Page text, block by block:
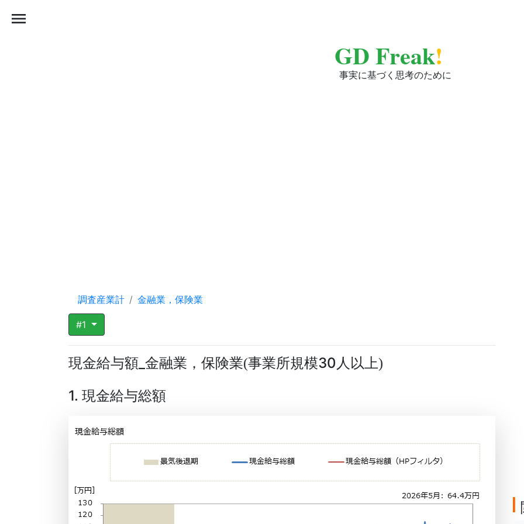
GD Freak!
事実に基づく思考のために
menu
調査産業計 金融業，保険業
#1
現金給与額_金融業，保険業(事業所規模30人以上)
1. 現金給与総額